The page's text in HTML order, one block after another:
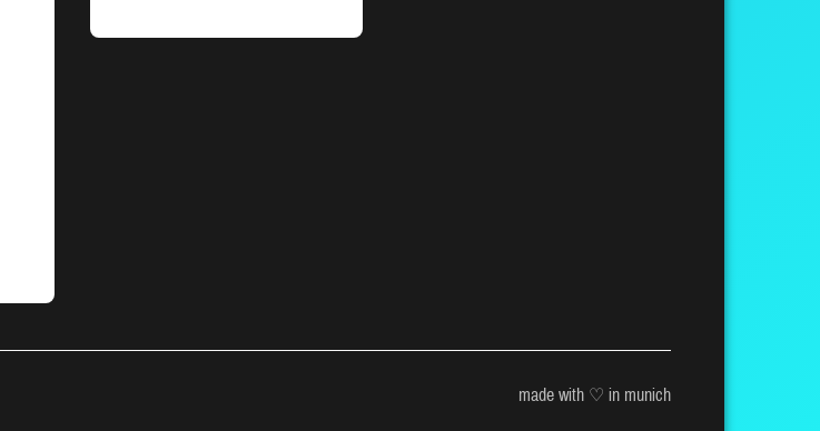
made with ♡ in munich